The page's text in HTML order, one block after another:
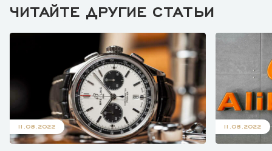
ЧИТАЙТЕ ДРУГИЕ СТАТЬИ
11.08.2022 11.08.2022